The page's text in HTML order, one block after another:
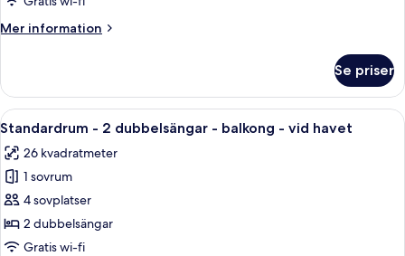
mikrovågsugn
säng
vid
havet
Mer information
Mer
-
kingsize-
balkong
vid
havet
Se priser
Öppna
alla
foton
för
Standardrum
-
2
Ett hotellrum med två sängar, en
8
Standardrum - 2 dubbelsängar - balkong - vid havet
26 kvadratmeter
1 sovrum
4 sovplatser
2 dubbelsängar
Gratis wi-fi